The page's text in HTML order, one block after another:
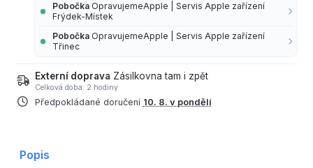
Pobočka OpravujemeApple | Servis Apple zařízení
Frýdek-Místek
Pobočka OpravujemeApple | Servis Apple zařízení
Třinec
Externí doprava Zásilkovna tam i zpět
Celková doba: 2 hodiny
Předpokládané doručení 10. 8. v pondělí
Popis